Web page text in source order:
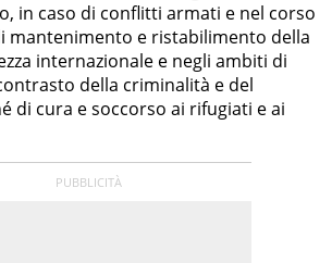
in caso di conflitti armati e nel corso
mantenimento e ristabilimento della
internazionale e negli ambiti di
della criminalità e del
di cura e soccorso ai rifugiati e ai